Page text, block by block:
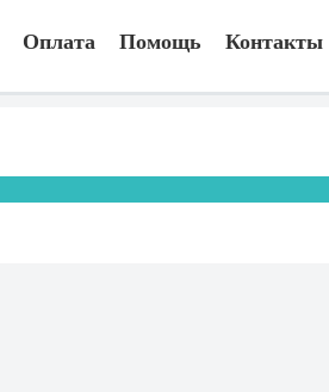
Оплата Помощь Контакты